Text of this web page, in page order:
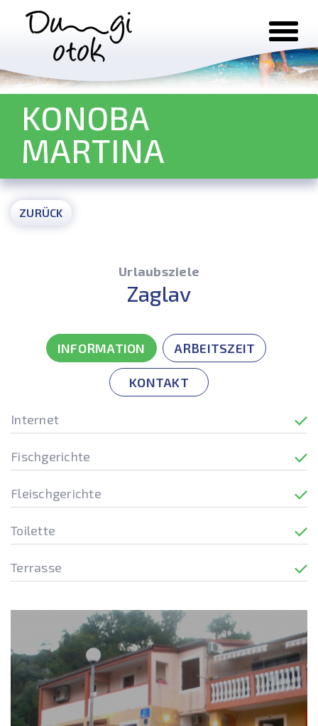
Zum Inhalt springen
KONOBA
MARTINA
ZURÜCK
Urlaubsziele
Zaglav
INFORMATION ARBEITSZEIT
KONTAKT
Internet
Fischgerichte
Fleischgerichte
Toilette
Terrasse